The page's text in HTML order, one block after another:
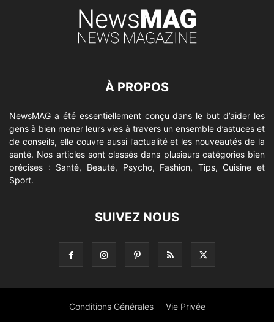
À PROPOS
NewsMAG a été essentiellement conçu dans le but d’aider les
gens à bien mener leurs vies à travers un ensemble d’astuces et
de conseils, elle couvre aussi l’actualité et les nouveautés de la
santé. Nos articles sont classés dans plusieurs catégories bien
précises : Santé, Beauté, Psycho, Fashion, Tips, Cuisine et
Sport.
SUIVEZ NOUS
Conditions Générales Vie Privée